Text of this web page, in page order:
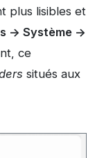
plus lisibles et
-> Système ->
ce
situés aux